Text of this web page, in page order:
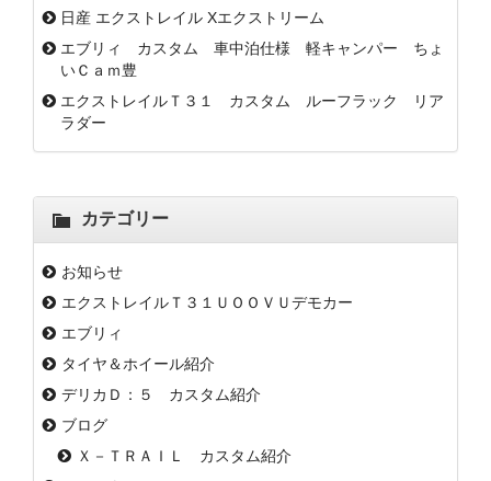
日産 エクストレイル Xエクストリーム
エブリィ カスタム 車中泊仕様 軽キャンパー ちょ
いＣａｍ豊
エクストレイルＴ３１ カスタム ルーフラック リア
ラダー
カテゴリー
お知らせ
エクストレイルＴ３１ＵＯＯＶＵデモカー
エブリィ
タイヤ＆ホイール紹介
デリカＤ：５ カスタム紹介
ブログ
Ｘ－ＴＲＡＩＬ カスタム紹介